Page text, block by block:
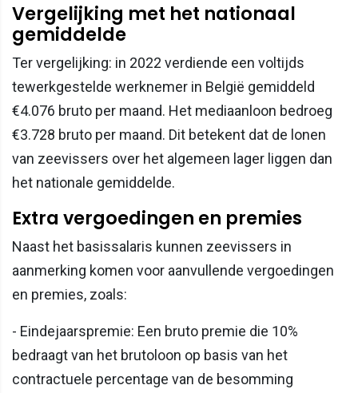
Vergelijking met het nationaal
gemiddelde
Ter vergelijking: in 2022 verdiende een voltijds
tewerkgestelde werknemer in België gemiddeld
€4.076 bruto per maand. Het mediaanloon bedroeg
€3.728 bruto per maand. Dit betekent dat de lonen
van zeevissers over het algemeen lager liggen dan
het nationale gemiddelde.
Extra vergoedingen en premies
Naast het basissalaris kunnen zeevissers in
aanmerking komen voor aanvullende vergoedingen
en premies, zoals:
- Eindejaarspremie: Een bruto premie die 10%
bedraagt van het brutoloon op basis van het
contractuele percentage van de besomming